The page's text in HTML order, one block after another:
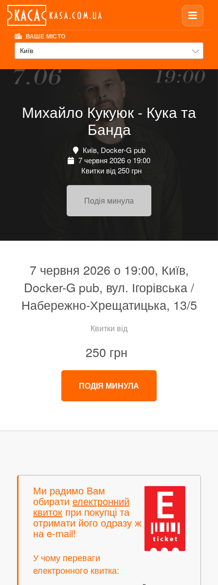
ВАШЕ МІСТО
Київ
Михайло Кукуюк - Кука та
Банда
Київ, Docker-G pub
7 червня 2026 о 19:00
Квитки від 250 грн
Подія минула
7 червня 2026 о 19:00, Київ,
Docker-G pub, вул. Ігорівська /
Набережно-Хрещатицька, 13/5
Квитки від
250 грн
ПОДІЯ МИНУЛА
Ми радимо Вам
обирати електронний
квиток при покупці та
отримати його одразу ж
на e-mail!
У чому переваги
електронного квитка: